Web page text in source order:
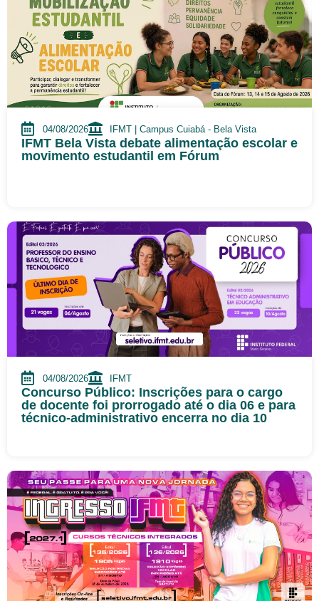
04/08/2026 IFMT | Campus Cuiabá - Bela Vista
IFMT Bela Vista debate alimentação escolar e
movimento estudantil em Fórum
04/08/2026 IFMT
Concurso Público: Inscrições para o cargo
de docente foi prorrogado até o dia 06 e para
técnico-administrativo encerra no dia 10